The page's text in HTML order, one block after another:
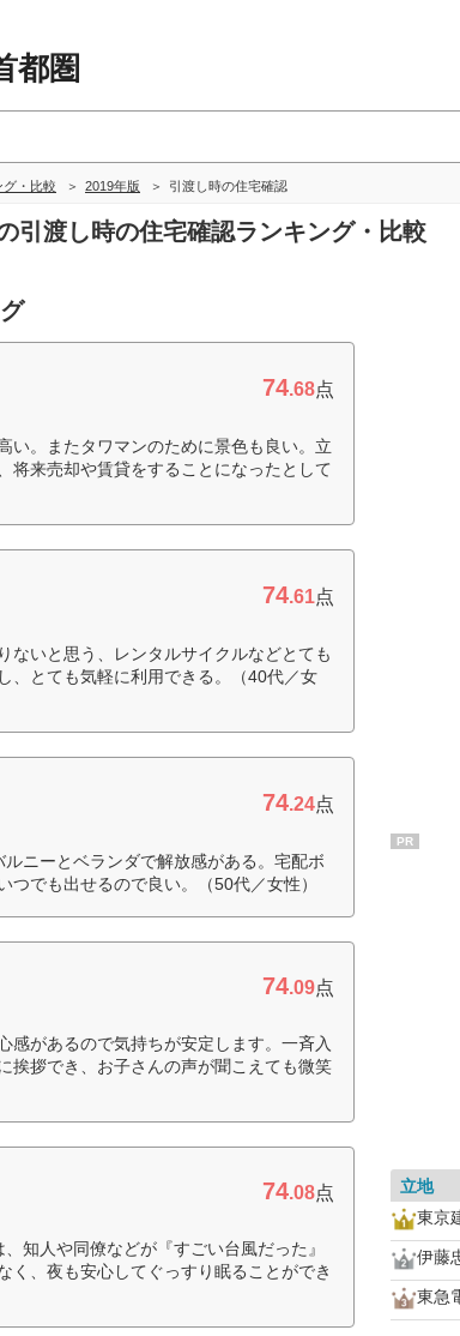
都圏
・比較 2019年版 引渡し時の住宅確認
引渡し時の住宅確認ランキング・比較
74.68点
い。またタワマンのために景色も良い。立
将来売却や賃貸をすることになったとして
74.61点
ないと思う、レンタルサイクルなどとても
、とても気軽に利用できる。（40代／女
74.24点
ニーとベランダで解放感がある。宅配ボ
でも出せるので良い。（50代／女性）
74.09点
感があるので気持ちが安定します。一斉入
挨拶でき、お子さんの声が聞こえても微笑
74.08点
知人や同僚などが『すごい台風だった』
く、夜も安心してぐっすり眠ることができ
PR
立地
東京
伊藤
東急